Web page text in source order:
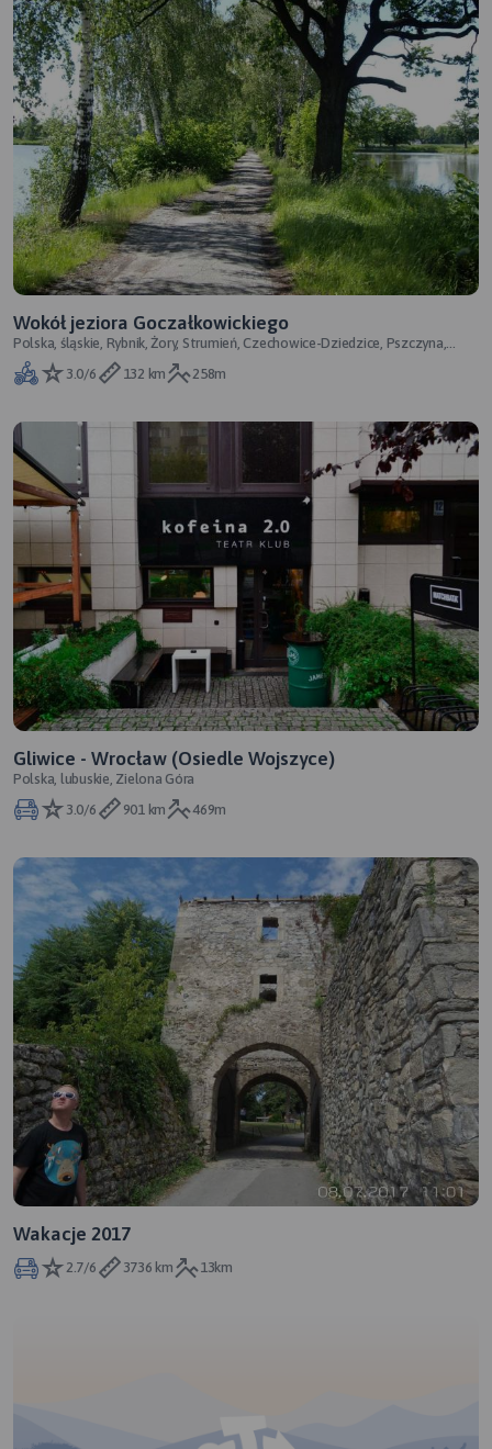
Wokół jeziora Goczałkowickiego
Polska, śląskie, Rybnik, Żory, Strumień, Czechowice-Dziedzice, Pszczyna,
śląskie
3.0/6
132 km 258m
Gliwice - Wrocław (Osiedle Wojszyce)
Polska, lubuskie, Zielona Góra
3.0/6
901 km 469m
Wakacje 2017
2.7/6 3736 km 13km